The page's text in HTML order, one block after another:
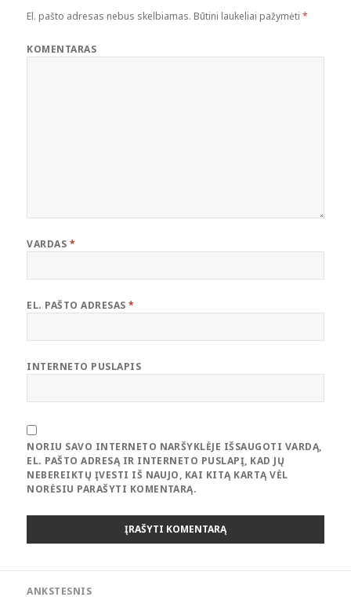
El. pašto adresas nebus skelbiamas. Būtini laukeliai pažymėti*
KOMENTARAS
VARDAS *
EL. PAŠTO ADRESAS*
INTERNETO PUSLAPIS
NORIU SAVO INTERNETO NARŠYKLĖJE IŠSAUGOTI VARDĄ,
EL. PAŠTO ADRESĄ IR INTERNETO PUSLAPĮ, KAD JŲ
NEBEREIKTŲ ĮVESTI IŠ NAUJO, KAI KITĄ KARTĄ VĖL
NORĖSIU PARAŠYTI KOMENTARĄ.
ANKSTESNIS